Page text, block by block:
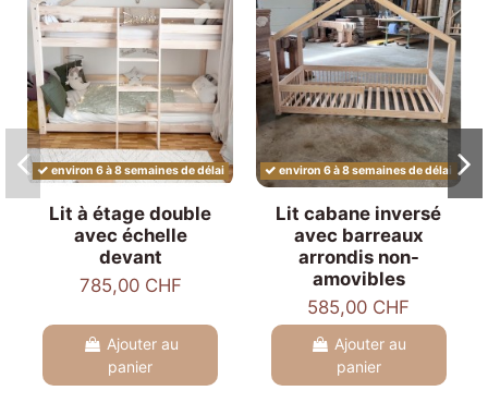
environ 6 à 8 semaines de délai
Lit à étage double
avec échelle
devant
785,00 CHF
Ajouter au
panier
environ 6 à 8 semaines de délai
Lit cabane inversé
avec barreaux
arrondis non-
amovibles
585,00 CHF
Ajouter au
panier